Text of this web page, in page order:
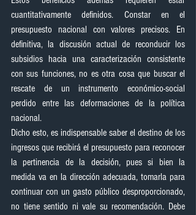
cuantitativamente definidos. Constar en el
presupuesto nacional con valores precisos. En
definitiva, la discusión actual de reconducir los
subsidios hacia una caracterización consistente
con sus funciones, no es otra cosa que buscar el
rescate de un instrumento económico-social
perdido entre las deformaciones de la política
nacional.
Dicho esto, es indispensable saber el destino de los
ingresos que recibirá el presupuesto para reconocer
la pertinencia de la decisión, pues si bien la
medida va en la dirección adecuada, tomarla para
continuar con un gasto público desproporcionado,
no tiene sentido ni vale su recomendación. Debe